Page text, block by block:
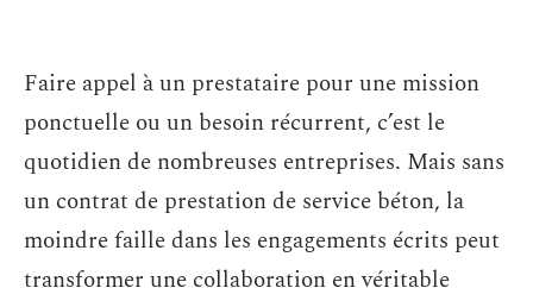
Faire appel à un prestataire pour une mission
ponctuelle ou un besoin récurrent, c’est le
quotidien de nombreuses entreprises. Mais sans
un contrat de prestation de service béton, la
moindre faille dans les engagements écrits peut
transformer une collaboration en véritable